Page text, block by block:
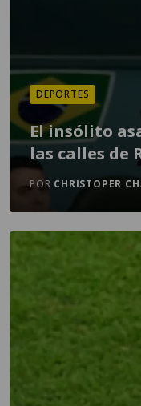
DEPORTES
El insólito
las calles de
POR CHRISTOPER